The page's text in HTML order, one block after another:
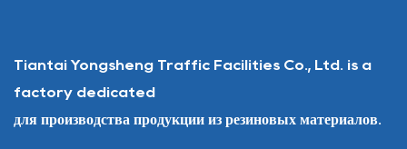
Tiantai Yongsheng Traffic Facilities Co., Ltd. is a
factory dedicated
для производства продукции из резиновых материалов.